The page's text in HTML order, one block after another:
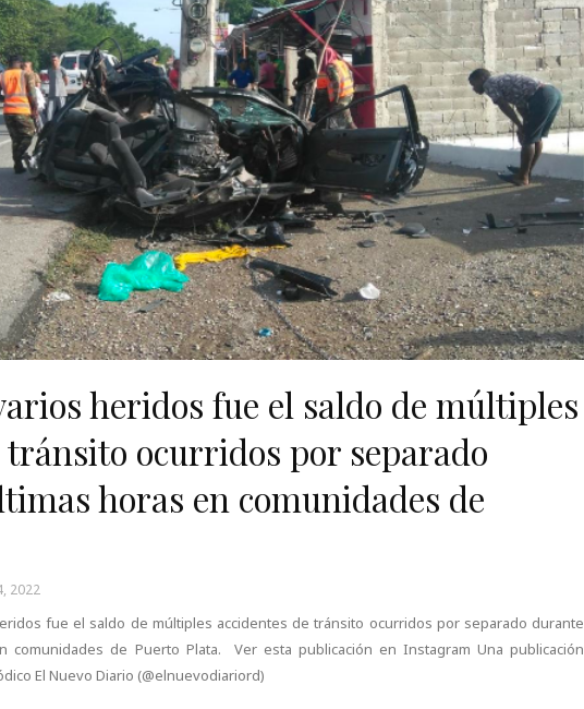
heridos fue el saldo de múltiples
tránsito ocurridos por separado
horas en comunidades de
2022
fue el saldo de múltiples accidentes de tránsito ocurridos por separado durante
comunidades de Puerto Plata. Ver esta publicación en Instagram Una publicación
El Nuevo Diario (@elnuevodiariord)